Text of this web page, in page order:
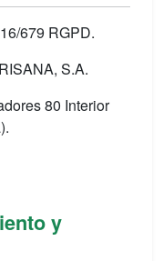
679 RGPD.
S.A.
80 Interior
y